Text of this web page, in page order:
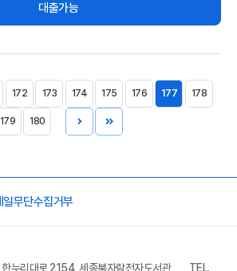
대출가능
172 173 174 175 176 177 178
179 180
일무단수집거부
누리대로 2154 세종북자람전자도서관 TEL.